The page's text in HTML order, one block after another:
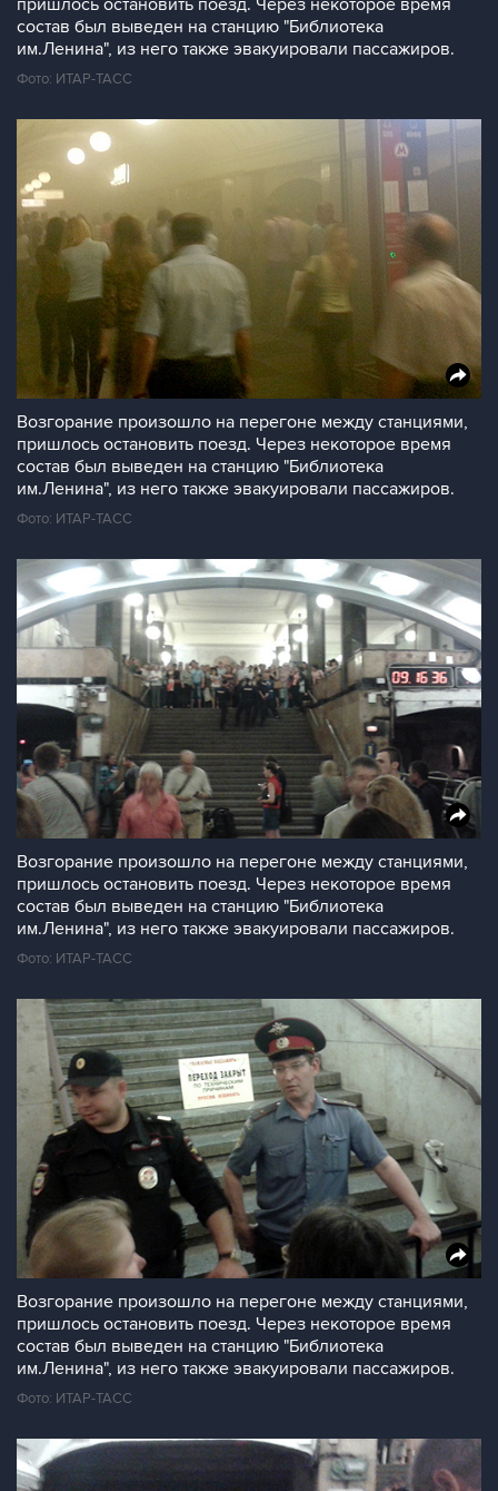
пришлось остановить поезд. Через некоторое время
состав был выведен на станцию "Библиотека
им.Ленина", из него также эвакуировали пассажиров.
Фото: ИТАР-ТАСС
Возгорание произошло на перегоне между станциями,
пришлось остановить поезд. Через некоторое время
состав был выведен на станцию "Библиотека
им.Ленина", из него также эвакуировали пассажиров.
Фото: ИТАР-ТАСС
Возгорание произошло на перегоне между станциями,
пришлось остановить поезд. Через некоторое время
состав был выведен на станцию "Библиотека
им.Ленина", из него также эвакуировали пассажиров.
Фото: ИТАР-ТАСС
Возгорание произошло на перегоне между станциями,
пришлось остановить поезд. Через некоторое время
состав был выведен на станцию "Библиотека
им.Ленина", из него также эвакуировали пассажиров.
Фото: ИТАР-ТАСС